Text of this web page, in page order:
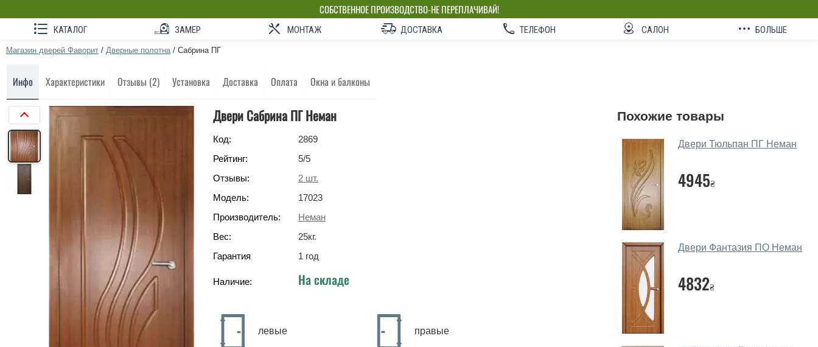
СОБСТВЕННОЕ ПРОИЗВОДСТВО-НЕ ПЕРЕПЛАЧИВАЙ!
КАТАЛОГ ЗАМЕР МОНТАЖ ДОСТАВКА ТЕЛЕФОН САЛОН БОЛЬШЕ
Магазин дверей Фаворит / Дверные полотна / Сабрина ПГ
Инфо Характеристики Отзывы (2) Установка Доставка Оплата Окна и балконы
Двери Сабрина ПГ Неман
Код:
2869
Рейтинг:
5/5
Отзывы:
2 шт.
Модель:
17023
Производитель:
Неман
Вес:
25кг.
Гарантия
1 год
Наличие: На складе
левые правые
Похожие товары
Двери Тюльпан ПГ Неман
4945₴
Двери Фантазия ПО Неман
4832₴